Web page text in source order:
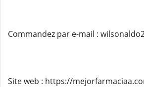
Commandez par e-mail :
Site web : https://